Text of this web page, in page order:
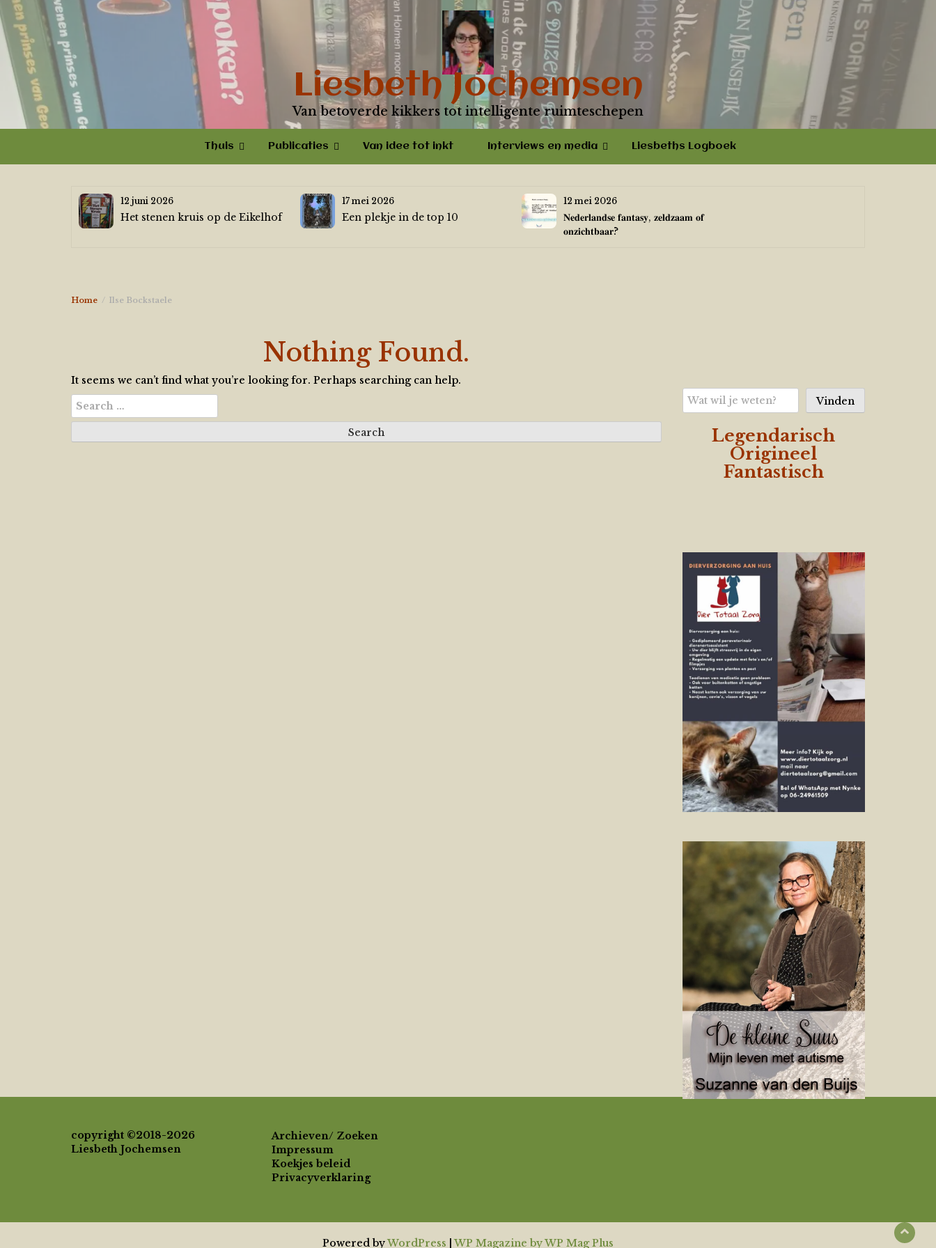
Skip
to
content
Liesbeth Jochemsen
Van betoverde kikkers tot intelligente ruimteschepen
Thuis Publicaties Van idee tot inkt Interviews en media Liesbeths Logboek
12 juni 2026
Het stenen kruis op de Eikelhof
17 mei 2026
Een plekje in de top 10
12 mei 2026
𝐍𝐞𝐝𝐞𝐫𝐥𝐚𝐧𝐝𝐬𝐞 𝐟𝐚𝐧𝐭𝐚𝐬𝐲, 𝐳𝐞𝐥𝐝𝐳𝐚𝐚𝐦 𝐨𝐟
𝐨𝐧𝐳𝐢𝐜𝐡𝐭𝐛𝐚𝐚𝐫?
Home Ilse Bockstaele
Nothing Found.
It seems we can’t find what you’re looking for. Perhaps searching can help.
Search
for:
Zoeken
Vinden
Legendarisch
Origineel
Fantastisch
copyright ©2018-2026
Liesbeth Jochemsen
Archieven/ Zoeken
Impressum
Koekjes beleid
Privacyverklaring
Powered byWordPress WP Magazine by WP Mag Plus